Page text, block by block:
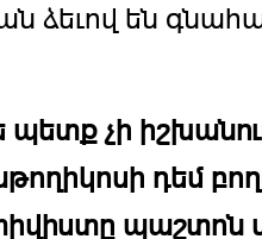
ձեւով են
պետք չի
դեմ
պաշտոն